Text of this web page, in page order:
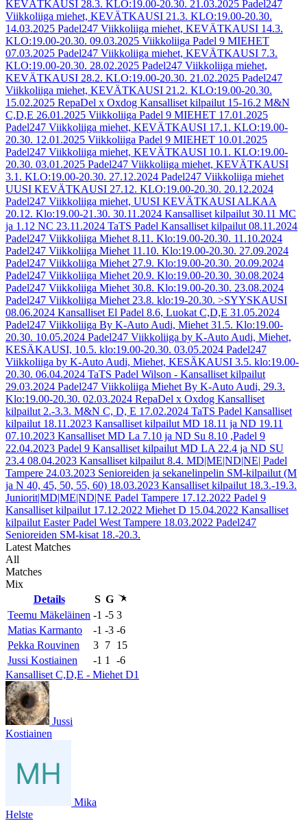
KEVÄTKAUSI 28.3. KLO:19.00-20.30. 21.03.2025 Padel247
Viikkoliiga miehet, KEVÄTKAUSI 21.3. KLO:19.00-20.30.
14.03.2025 Padel247 Viikkoliiga miehet, KEVÄTKAUSI 14.3.
KLO:19.00-20.30. 09.03.2025 Viikkoliiga Padel 9 MIEHET
07.03.2025 Padel247 Viikkoliiga miehet, KEVÄTKAUSI 7.3.
KLO:19.00-20.30. 28.02.2025 Padel247 Viikkoliiga miehet,
KEVÄTKAUSI 28.2. KLO:19.00-20.30. 21.02.2025 Padel247
Viikkoliiga miehet, KEVÄTKAUSI 21.2. KLO:19.00-20.30.
15.02.2025 RepaDel x Oxdog Kansalliset kilpailut 15-16.2 M&N
C,D,E 26.01.2025 Viikkoliiga Padel 9 MIEHET 17.01.2025
Padel247 Viikkoliiga miehet, KEVÄTKAUSI 17.1. KLO:19.00-
20.30. 12.01.2025 Viikkoliiga Padel 9 MIEHET 10.01.2025
Padel247 Viikkoliiga miehet, KEVÄTKAUSI 10.1. KLO:19.00-
20.30. 03.01.2025 Padel247 Viikkoliiga miehet, KEVÄTKAUSI
3.1. KLO:19.00-20.30. 27.12.2024 Padel247 Viikkoliiga miehet
UUSI KEVÄTKAUSI 27.12. KLO:19.00-20.30. 20.12.2024
Padel247 Viikkoliiga miehet, UUSI KEVÄTKAUSI ALKAA
20.12. Klo:19.00-21.30. 30.11.2024 Kansalliset kilpailut 30.11 MC
ja 1.12 NC 23.11.2024 TaTS Padel Kansalliset kilpailut 08.11.2024
Padel247 Viikkoliiga Miehet 8.11. Klo:19.00-20.30. 11.10.2024
Padel247 Viikkoliiga Miehet 11.10. Klo:19.00-20.30. 27.09.2024
Padel247 Viikkoliiga Miehet 27.9. Klo:19.00-20.30. 20.09.2024
Padel247 Viikkoliiga Miehet 20.9. Klo:19.00-20.30. 30.08.2024
Padel247 Viikkoliiga Miehet 30.8. Klo:19.00-20.30. 23.08.2024
Padel247 Viikkoliiga Miehet 23.8. klo:19-20.30. >SYYSKAUSI
08.06.2024 Kansalliset El Padel 8.6, Luokat C,D,E 31.05.2024
Padel247 Viikkoliiga By K-Auto Audi, Miehet 31.5. Klo:19.00-
20.30. 10.05.2024 Padel247 Viikkoliiga by K-Auto Audi, Miehet,
KESÄKAUSI, 10.5. klo:19.00-20.30. 03.05.2024 Padel247
Viikkoliiga by K-Auto Audi, Miehet, KESÄKAUSI 3.5. klo:19.00-
20.30. 06.04.2024 TaTS Padel Wilson - Kansalliset kilpailut
29.03.2024 Padel247 Viikkoliiga Miehet By K-Auto Audi, 29.3.
Klo:19.00-20.30. 02.03.2024 RepaDel x Oxdog Kansalliset
kilpailut 2.-3.3. M&N C, D, E 17.02.2024 TaTS Padel Kansalliset
kilpailut 18.11.2023 Kansalliset kilpailut MD 18.11 ja ND 19.11
07.10.2023 Kansalliset MD La 7.10 ja ND Su 8.10 ,Padel 9
22.04.2023 Padel 9 Kansalliset kilpailut MD LA 22.4 ja ND SU
23.4 08.04.2023 Kansalliset kilpailut 8.4. MD|ME|ND|NE| Padel
Tampere 24.03.2023 Senioreiden ja sekanelinpelin SM-kilpailut (M
ja N 40, 45, 50, 55, 60) 18.03.2023 Kansalliset kilpailut 18.3.-19.3.
Juniorit|MD|ME|ND|NE Padel Tampere 17.12.2022 Padel 9
Kansalliset kilpailut 17.12.2022 Miehet D 15.04.2022 Kansalliset
kilpailut Easter Padel West Tampere 18.03.2022 Padel247
Senioreiden SM-kisat 18.-20.3.
Latest Matches
All
Matches
Mix
Details
S G
Teemu Mäkeläinen -1 -5 3
Matias Karmanto
-1 -3 -6
Pekka Rouvinen
3 7 15
Jussi Kostiainen
-1 1
-6
Kansalliset C,D,E - Miehet D1
Jussi
Kostiainen
Mika
Helste